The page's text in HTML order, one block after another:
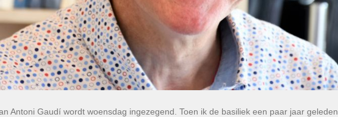
Antoni Gaudí wordt woensdag ingezegend. Toen ik de basiliek een paar jaar geleden